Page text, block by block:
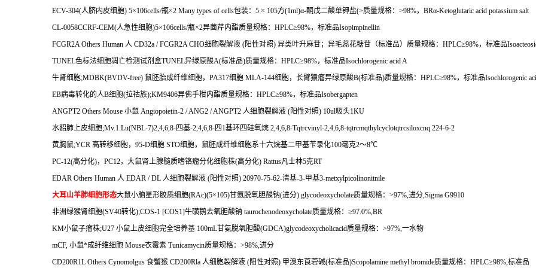
ECV-304(人脐内皮细胞) 5×106cells/瓶×2 Many types of cells包装： 5 × 105方(1ml)α-酮戊二酸单钾盐(>质量规格： >98%， BRα-Ketoglutaric acid potassium salt
CL-0058CCRF-CEM(人急性细胞)5×106cells/瓶×2异茴芹内酯质量规格： HPLC≥98%，标准品Isopimpinellin
FCGR2A Others Human 人 CD32a / FCGR2A CHO细胞裂解液 (阳性对照) 异类叶升麻苷；异毛蕊花糖苷（标准品）质量规格： HPLC≥98%，标准品
TUNEL色标法细胞凋亡检测试剂盒TUNEL异绿原酸A(标准品)质量规格： HPLC≥98%，标准品Isochlorogenic acid A
牛肾细胞;MDBK(BVDV-free) 鼠胚胎成纤维细胞， PA317细胞 MLA-144细胞，长臂猿瘤异绿原酸B(标准品)质量规格： HPLC≥98%，标准品Isochlorogenic
EB病毒转化的人B细胞(拉祜族);KM9406异佛手柑内酯质量规格： HPLC≥98%，标准品Isobergapten
ANGPT2 Others Mouse 小鼠 Angiopoietin-2 / ANG2 / ANGPT2 人细胞裂解液 (阳性对照) 10ul吸头1KU
水貂肺上皮细胞;Mv.1.Lu(NBL-7)2,4,6,8-四基-2,4,6,8-四1基环四硅氧烷 2,4,6,8-Tqtrcvinyl-2,4,6,8-tqtrcmqthylcyclotqtrcsiloxcnq 224-6-2
黄胸鼠;YCR 高转移细胞， 95-D细胞 STO细胞，鼠胚成纤维细胞系十六烷基二甲基苄录化100毫克2～8℃
PC-12(高分化)， PC12，大鼠肾上腺髓质嗜铬瘤分化细胞株(高分化) Rattus凡士林5克RT
EDAR Others Human 人 EDAR / DL 人细胞裂解液 (阳性对照) 20970-75-62-清基-3-甲基3-metxylpicolinonitnile
大耳山羊肺细胞形态大鼠小脑星形胶质细胞(RAc)(5×105)甘氨脱氧胆酸钠(进分) glycodeoxycholate质量规格： >97%, 进分 ,Sigma G9910
非洲绿猴肾细胞(SV40转化);COS-1 [COS1]牛磺鹅去氧胆酸钠 taurochenodeoxycholate质量规格：≥97.0%,BR
KM小鼠子瘤株;U27 小鼠上皮细胞完全培养基 100mL甘氨脱氧胆酸(GDCA)glycodeoxycholicacid质量规格： >97%, 一水物
mCF, 小鼠*成纤维细胞 Mouse衣霉素 Tunicamycin质量规格： >98%, 进分
CD200R1L Others Cynomolgus 食蟹猴 CD200Rla 人细胞裂解液 (阳性对照) 甲溴东莨菪碱(标准品)Scopolamine methyl bromide质量规格： HPLC≥98%, 标准品